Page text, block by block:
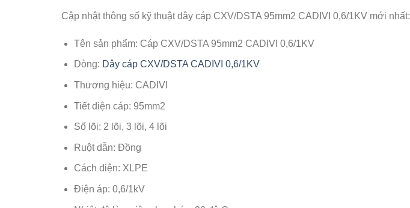
Cập nhật thông số kỹ thuật dây cáp CXV/DSTA 95mm2 CADIVI 0,6/1KV mới nhất:
Tên sản phẩm: Cáp CXV/DSTA 95mm2 CADIVI 0,6/1KV
Dòng: Dây cáp CXV/DSTA CADIVI 0,6/1KV
Thương hiệu: CADIVI
Tiết diện cáp: 95mm2
Số lõi: 2 lõi, 3 lõi, 4 lõi
Ruột dẫn: Đồng
Cách điện: XLPE
Điện áp: 0,6/1kV